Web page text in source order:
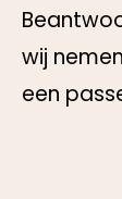
wij
een